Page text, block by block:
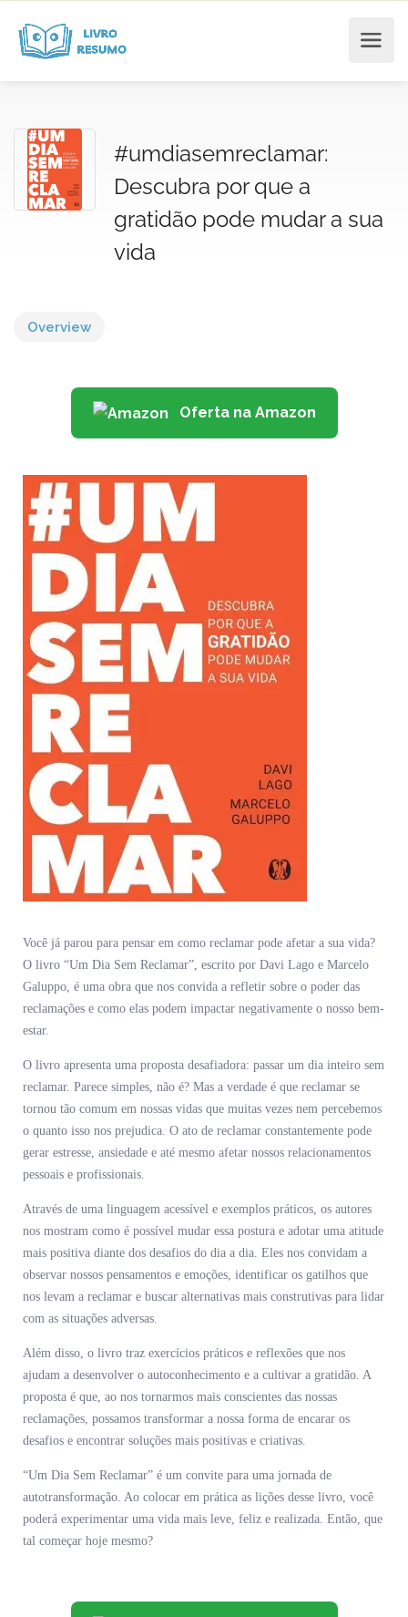
#umdiasemreclamar:
Descubra por que a
gratidão pode mudar a sua
vida
Overview
Oferta na Amazon
Você já parou para pensar em como reclamar pode afetar a sua vida?
O livro “Um Dia Sem Reclamar”, escrito por Davi Lago e Marcelo
Galuppo, é uma obra que nos convida a refletir sobre o poder das
reclamações e como elas podem impactar negativamente o nosso bem-
estar.
O livro apresenta uma proposta desafiadora: passar um dia inteiro sem
reclamar. Parece simples, não é? Mas a verdade é que reclamar se
tornou tão comum em nossas vidas que muitas vezes nem percebemos
o quanto isso nos prejudica. O ato de reclamar constantemente pode
gerar estresse, ansiedade e até mesmo afetar nossos relacionamentos
pessoais e profissionais.
Através de uma linguagem acessível e exemplos práticos, os autores
nos mostram como é possível mudar essa postura e adotar uma atitude
mais positiva diante dos desafios do dia a dia. Eles nos convidam a
observar nossos pensamentos e emoções, identificar os gatilhos que
nos levam a reclamar e buscar alternativas mais construtivas para lidar
com as situações adversas.
Além disso, o livro traz exercícios práticos e reflexões que nos
ajudam a desenvolver o autoconhecimento e a cultivar a gratidão. A
proposta é que, ao nos tornarmos mais conscientes das nossas
reclamações, possamos transformar a nossa forma de encarar os
desafios e encontrar soluções mais positivas e criativas.
“Um Dia Sem Reclamar” é um convite para uma jornada de
autotransformação. Ao colocar em prática as lições desse livro, você
poderá experimentar uma vida mais leve, feliz e realizada. Então, que
tal começar hoje mesmo?